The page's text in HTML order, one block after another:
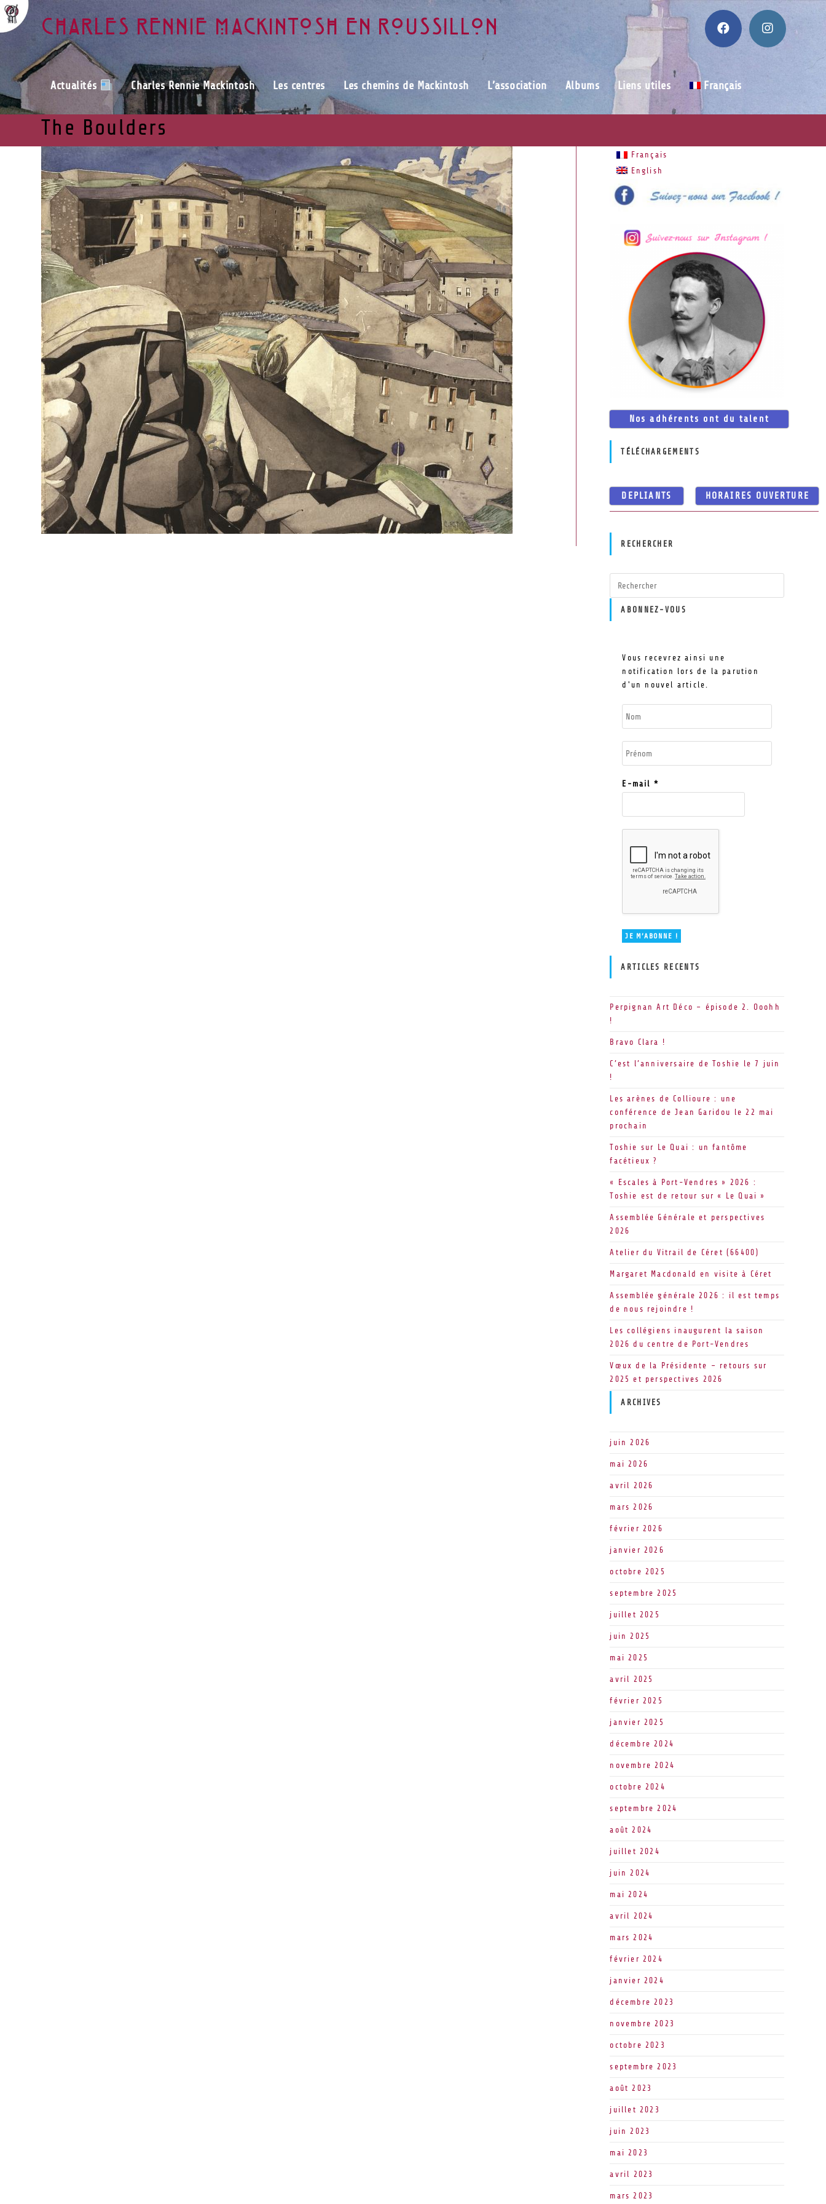
Charles Rennie Mackintosh en Roussillon
Actualités Charles Rennie Mackintosh Les centres Les chemins de Mackintosh L’association Albums Liens utiles Français
The Boulders
Français
English
Nos adhérents ont du talent
TÉLÉCHARGEMENTS
DEPLIANTS HORAIRES OUVERTURE
RECHERCHER
ABONNEZ-VOUS
Vous recevrez ainsi une
notification lors de la parution
d'un nouvel article.
E-mail *
ARTICLES RECENTS
Perpignan Art Déco – épisode 2. Ooohh
!
Bravo Clara !
C’est l’anniversaire de Toshie le 7 juin
!
Les arènes de Collioure : une
conférence de Jean Garidou le 22 mai
prochain
Toshie sur Le Quai : un fantôme
facétieux ?
« Escales à Port-Vendres » 2026 :
Toshie est de retour sur « Le Quai »
Assemblée Générale et perspectives
2026
Atelier du Vitrail de Céret (66400)
Margaret Macdonald en visite à Céret
Assemblée générale 2026 : il est temps
de nous rejoindre !
Les collégiens inaugurent la saison
2026 du centre de Port-Vendres
Vœux de la Présidente – retours sur
2025 et perspectives 2026
ARCHIVES
juin 2026
mai 2026
avril 2026
mars 2026
février 2026
janvier 2026
octobre 2025
septembre 2025
juillet 2025
juin 2025
mai 2025
avril 2025
février 2025
janvier 2025
décembre 2024
novembre 2024
octobre 2024
septembre 2024
août 2024
juillet 2024
juin 2024
mai 2024
avril 2024
mars 2024
février 2024
janvier 2024
décembre 2023
novembre 2023
octobre 2023
septembre 2023
août 2023
juillet 2023
juin 2023
mai 2023
avril 2023
mars 2023